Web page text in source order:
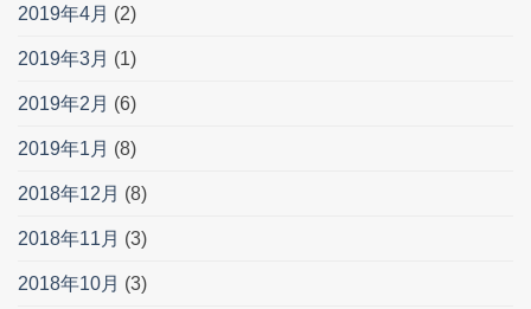
2019年4月 (2)
2019年3月 (1)
2019年2月 (6)
2019年1月 (8)
2018年12月 (8)
2018年11月 (3)
2018年10月 (3)